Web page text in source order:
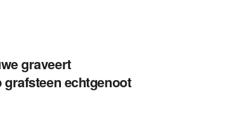
graveert
grafsteen echtgenoot